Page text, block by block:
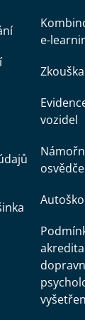
e-
vozidel